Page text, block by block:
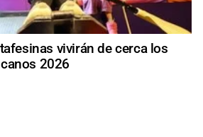
vivirán de cerca los
2026